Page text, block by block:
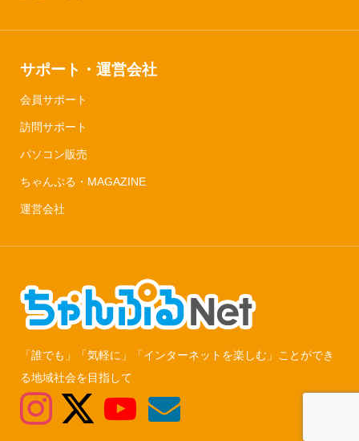
サポート・運営会社
会員サポート
訪問サポート
パソコン販売
ちゃんぷる・MAGAZINE
運営会社
「誰でも」「気軽に」「インターネットを楽しむ」ことができ
る地域社会を目指して